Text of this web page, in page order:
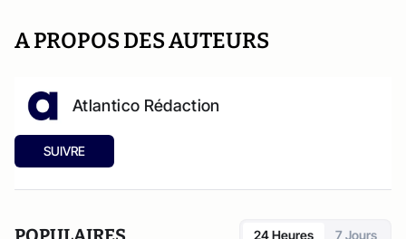
A PROPOS DES AUTEURS
Atlantico Rédaction
SUIVRE
24 Heures 7 Jours